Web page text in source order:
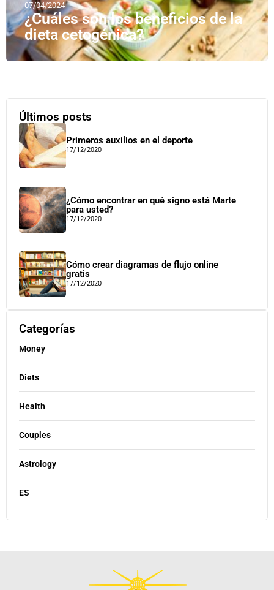
07/04/2024
¿Cuáles son los beneficios de la
dieta cetogénica?
Últimos posts
Primeros auxilios en el deporte
17/12/2020
¿Cómo encontrar en qué signo está Marte
para usted?
17/12/2020
Cómo crear diagramas de flujo online
gratis
17/12/2020
Categorías
Money
Diets
Health
Couples
Astrology
ES